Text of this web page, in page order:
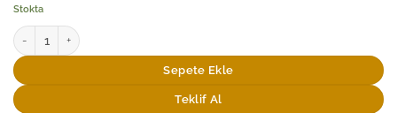
Stokta
Elsanat Ortaköy Türk Kahvesi Seti adet
Sepete Ekle
Teklif Al